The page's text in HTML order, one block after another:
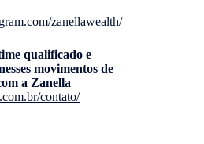
zanellawealth/
qualificado e
movimentos de
a Zanella
contato/